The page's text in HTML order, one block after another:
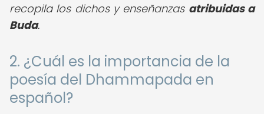
recopila los dichos y enseñanzas atribuidas a
Buda.
2. ¿Cuál es la importancia de la
poesía del Dhammapada en
español?